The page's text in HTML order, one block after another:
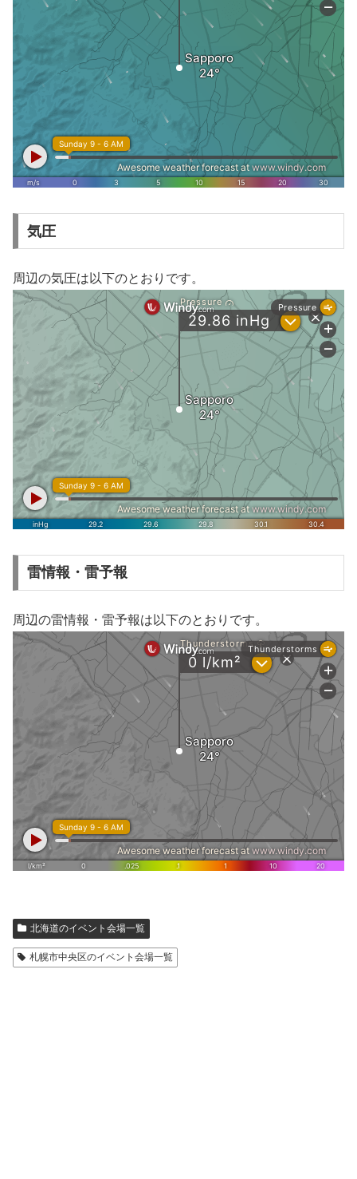
気圧
周辺の気圧は以下のとおりです。
雷情報・雷予報
周辺の雷情報・雷予報は以下のとおりです。
北海道のイベント会場一覧
札幌市中央区のイベント会場一覧